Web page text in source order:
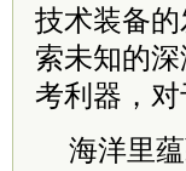
技术装备
索未知的
考利器，
海洋里